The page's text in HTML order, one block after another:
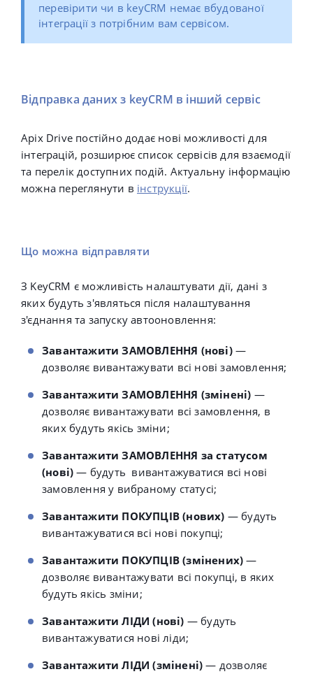
перевірити чи в keyCRM немає вбудованої
інтеграції з потрібним вам сервісом.
Відправка даних з keyCRM в інший сервіс
Apix Drive постійно додає нові можливості для
інтеграцій, розширює список сервісів для взаємодії
та перелік доступних подій. Актуальну інформацію
можна переглянути в інструкції.
Що можна відправляти
З KeyCRM є можливість налаштувати дії, дані з
яких будуть з'являться після налаштування
з'єднання та запуску автооновлення:
Завантажити ЗАМОВЛЕННЯ (нові) —
дозволяє вивантажувати всі нові замовлення;
Завантажити ЗАМОВЛЕННЯ (змінені) —
дозволяє вивантажувати всі замовлення, в
яких будуть якісь зміни;
Завантажити ЗАМОВЛЕННЯ за статусом
(нові)— будуть вивантажуватися всі нові
замовлення у вибраному статусі;
Завантажити ПОКУПЦІВ (нових) — будуть
вивантажуватися всі нові покупці;
Завантажити ПОКУПЦІВ (змінених)—
дозволяє вивантажувати всі покупці, в яких
будуть якісь зміни;
Завантажити ЛІДИ (нові) — будуть
вивантажуватися нові ліди;
Завантажити ЛІДИ (змінені)— дозволяє